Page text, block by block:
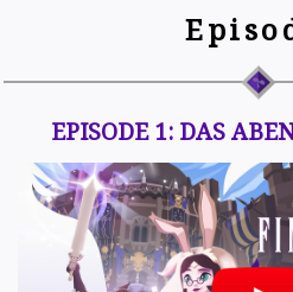
EPISODE 1: DAS